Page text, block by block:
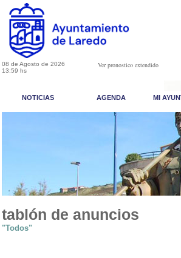
08 de Agosto de 2026
13:59 hs
Ver pronostico extendido
NOTICIAS AGENDA MI
tablón de anuncios
"Todos"